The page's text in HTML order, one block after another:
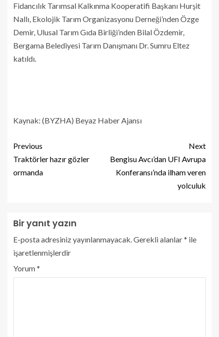
Fidancılık Tarımsal Kalkınma Kooperatifi Başkanı Hurşit
Nallı, Ekolojik Tarım Organizasyonu Derneği’nden Özge
Demir, Ulusal Tarım Gıda Birliği’nden Bilal Özdemir,
Bergama Belediyesi Tarım Danışmanı Dr. Sumru Eltez
katıldı.
Kaynak: (BYZHA) Beyaz Haber Ajansı
Previous
Traktörler hazır gözler
ormanda
Next
Bengisu Avcı’dan UFI Avrupa
Konferansı’nda ilham veren
yolculuk
Bir yanıt yazın
E-posta adresiniz yayınlanmayacak. Gerekli alanlar* ile
işaretlenmişlerdir
Yorum*